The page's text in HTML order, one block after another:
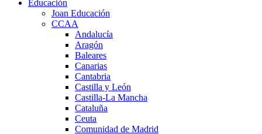
Educación
Joan Educación
CCAA
Andalucía
Aragón
Baleares
Canarias
Cantabria
Castilla y León
Castilla-La Mancha
Cataluña
Ceuta
Comunidad de Madrid